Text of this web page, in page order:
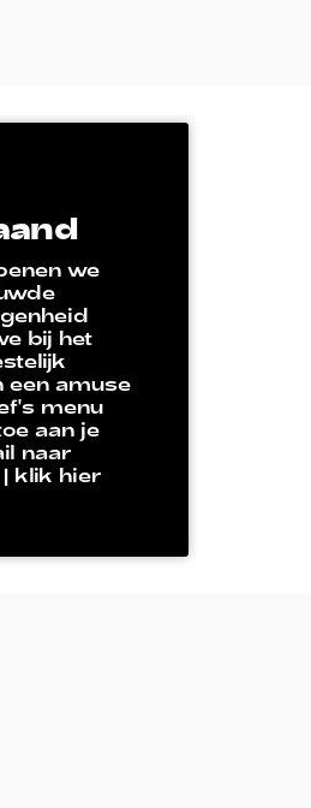
we
bij het
een amuse
menu
aan je
naar
klik hier